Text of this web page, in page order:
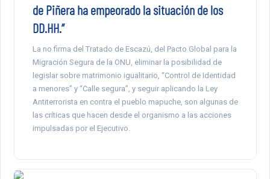
de Piñera ha empeorado la situación de los
DD.HH.”
La no firma del Tratado de Escazú, del Pacto Global para la
Migración Segura de la ONU, eliminar la posibilidad de
legislar sobre matrimonio igualitario, “Control de Identidad
a menores” y “Calle segura”, y seguir aplicando la Ley
Antiterrorista en contra el pueblo mapuche, son algunas de
las críticas que hacen desde el organismo a las acciones
impulsadas por el Ejecutivo.